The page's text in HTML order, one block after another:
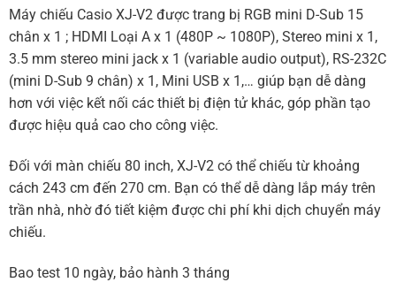
Máy chiếu Casio XJ-V2 được trang bị RGB mini D-Sub 15
chân x 1 ; HDMI Loại A x 1 (480P ~ 1080P), Stereo mini x 1,
3.5 mm stereo mini jack x 1 (variable audio output), RS-232C
(mini D-Sub 9 chân) x 1, Mini USB x 1,… giúp bạn dễ dàng
hơn với việc kết nối các thiết bị điện tử khác, góp phần tạo
được hiệu quả cao cho công việc.
Đối với màn chiếu 80 inch, XJ-V2 có thể chiếu từ khoảng
cách 243 cm đến 270 cm. Bạn có thể dễ dàng lắp máy trên
trần nhà, nhờ đó tiết kiệm được chi phí khi dịch chuyển máy
chiếu.
Bao test 10 ngày, bảo hành 3 tháng